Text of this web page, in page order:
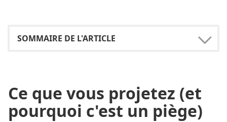
Ce que vous projetez (et
pourquoi c'est un piège)